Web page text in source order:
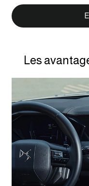
de Budapest CS 92459
Les